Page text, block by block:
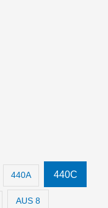
440A 440C
AUS 8